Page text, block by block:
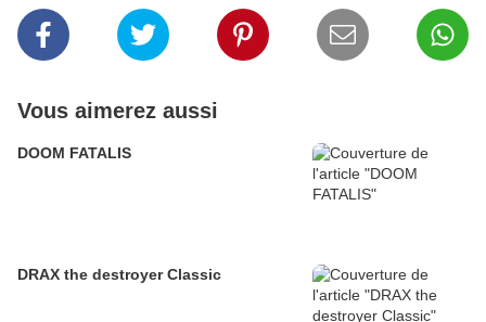
Vous aimerez aussi
DOOM FATALIS
DRAX the destroyer Classic